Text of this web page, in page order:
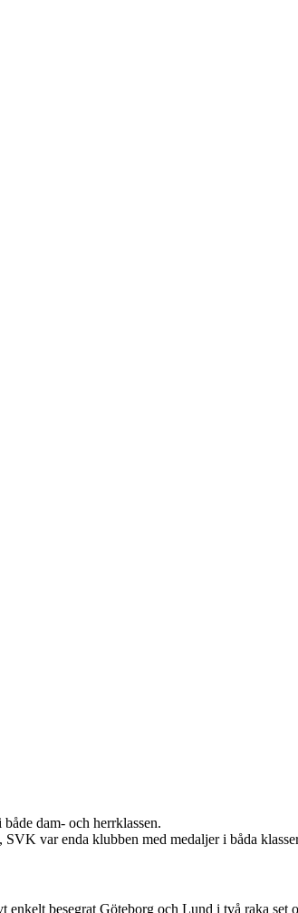
dam- och herrklassen.
var enda klubben med medaljer i båda
besegrat Göteborg och Lund i två raka